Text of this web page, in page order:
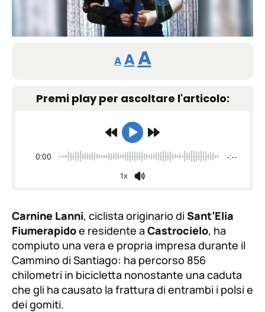
A
Reducir
tamaño
fuente.
A Restablecer
de
fuente
AAumentar
tamaño
fuente.
Premi play per ascoltare l'articolo:
0:00 -:--
1x
Carnine Lanni, ciclista originario di Sant’Elia
Fiumerapidoe residente a Castrocielo, ha
compiuto una vera e propria impresa durante il
Cammino di Santiago: ha percorso 856
chilometri in bicicletta nonostante una caduta
che gli ha causato la frattura di entrambi i polsi e
dei gomiti.